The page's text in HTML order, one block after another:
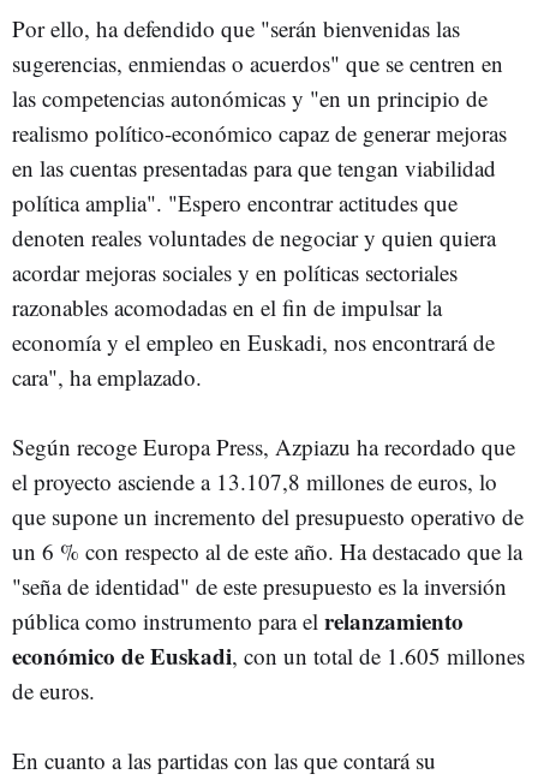
Por ello, ha defendido que "serán bienvenidas las
sugerencias, enmiendas o acuerdos" que se centren en
las competencias autonómicas y "en un principio de
realismo político-económico capaz de generar mejoras
en las cuentas presentadas para que tengan viabilidad
política amplia". "Espero encontrar actitudes que
denoten reales voluntades de negociar y quien quiera
acordar mejoras sociales y en políticas sectoriales
razonables acomodadas en el fin de impulsar la
economía y el empleo en Euskadi, nos encontrará de
cara", ha emplazado.
Según recoge Europa Press, Azpiazu ha recordado que
el proyecto asciende a 13.107,8 millones de euros, lo
que supone un incremento del presupuesto operativo de
un 6 % con respecto al de este año. Ha destacado que la
"seña de identidad" de este presupuesto es la inversión
pública como instrumento para el relanzamiento
económico de Euskadi, con un total de 1.605 millones
de euros.
En cuanto a las partidas con las que contará su